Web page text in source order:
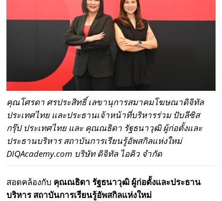
คุณโศรดา ศรประสิทธิ์ เลขานุการสมาคมโฆษณาดิจิทัล
ประเทศไทย และประธานเจ้าหน้าที่บริหารร่วม ปับลีซิส
กรุ๊ป ประเทศไทย และ คุณณธิดา รัฐธนาวุฒิ ผู้ก่อตั้งและ
ประธานบริหาร สถาบันการเรียนรู้อัพสกิลแห่งใหม่
DIQAcademy.com บริษัท ดิจิทัล ไอคิว จำกัด
สอดคล้องกับ คุณณธิดา รัฐธนาวุฒิ ผู้ก่อตั้งและประธาน
บริหาร สถาบันการเรียนรู้อัพสกิลแห่งใหม่